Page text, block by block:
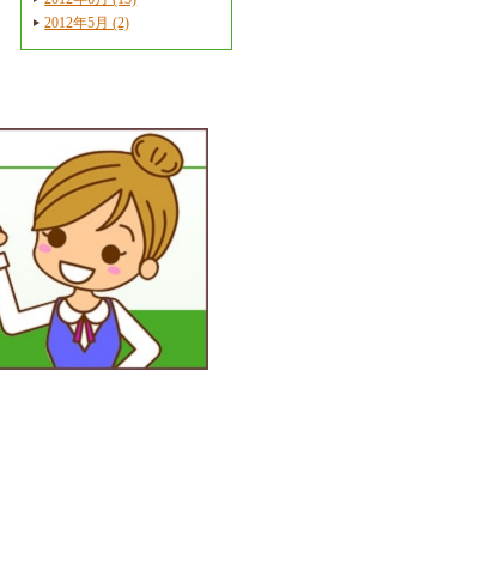
2012年5月 (2)